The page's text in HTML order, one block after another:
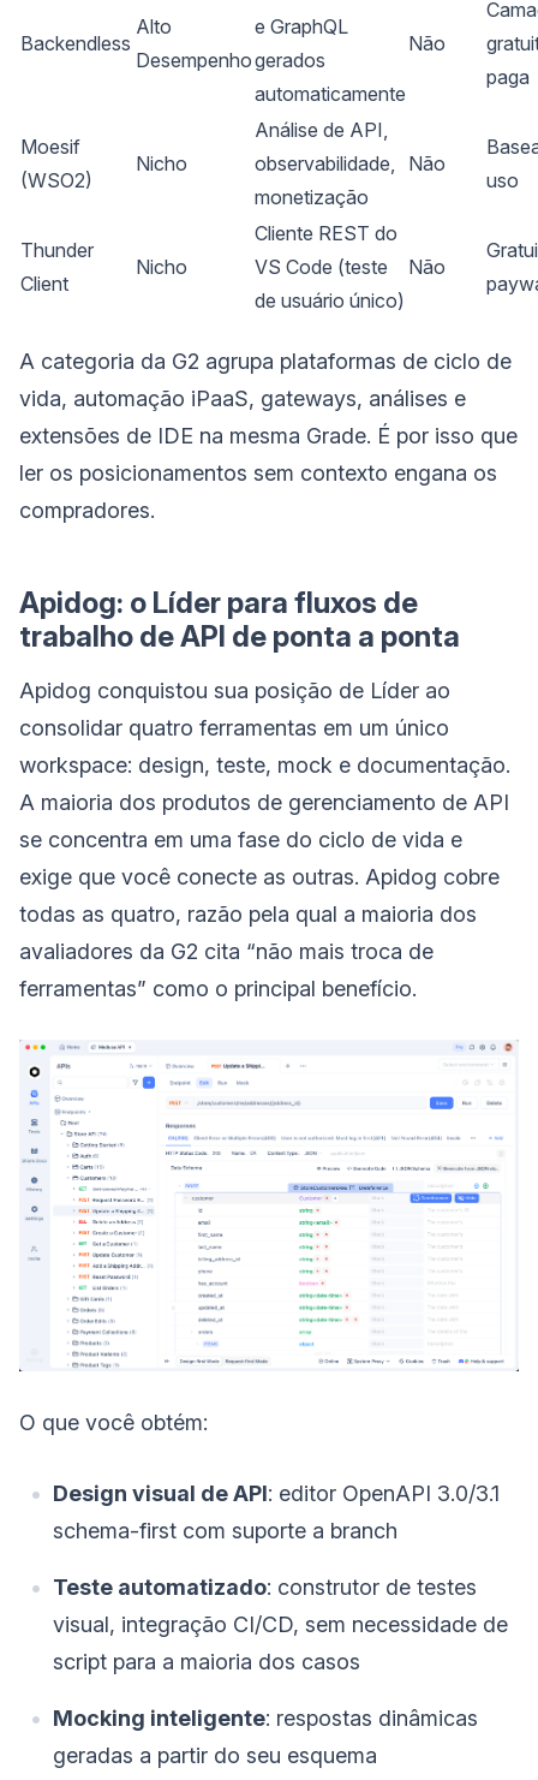
Backendless
Alto
Desempenho
e GraphQL
gerados
automaticamente
Não
paga
Moesif
(WSO2)
Nicho
Análise de API,
observabilidade,
monetização
Não
uso
Thunder
Client
Nicho
Cliente REST do
VS Code (teste
de usuário único)
Não
A categoria da G2 agrupa plataformas de ciclo de
vida, automação iPaaS, gateways, análises e
extensões de IDE na mesma Grade. É por isso que
ler os posicionamentos sem contexto engana os
compradores.
Apidog: o Líder para fluxos de
trabalho de API de ponta a ponta
Apidog conquistou sua posição de Líder ao
consolidar quatro ferramentas em um único
workspace: design, teste, mock e documentação.
A maioria dos produtos de gerenciamento de API
se concentra em uma fase do ciclo de vida e
exige que você conecte as outras. Apidog cobre
todas as quatro, razão pela qual a maioria dos
avaliadores da G2 cita “não mais troca de
ferramentas” como o principal benefício.
O que você obtém:
Design visual de API: editor OpenAPI 3.0/3.1
schema-first com suporte a branch
Teste automatizado: construtor de testes
visual, integração CI/CD, sem necessidade de
script para a maioria dos casos
Mocking inteligente: respostas dinâmicas
geradas a partir do seu esquema